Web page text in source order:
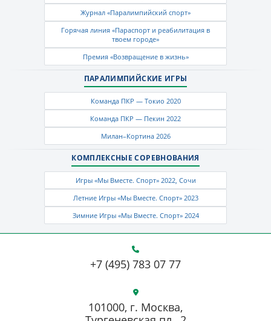
Журнал «Паралимпийский спорт»
Горячая линия «Параспорт и реабилитация в
твоем городе»
Премия «Возвращение в жизнь»
ПАРАЛИМПИЙСКИЕ ИГРЫ
Команда ПКР — Токио 2020
Команда ПКР — Пекин 2022
Милан–Кортина 2026
КОМПЛЕКСНЫЕ СОРЕВНОВАНИЯ
Игры «Мы Вместе. Спорт» 2022, Сочи
Летние Игры «Мы Вместе. Спорт» 2023
Зимние Игры «Мы Вместе. Спорт» 2024
+7 (495) 783 07 77
101000, г. Москва,